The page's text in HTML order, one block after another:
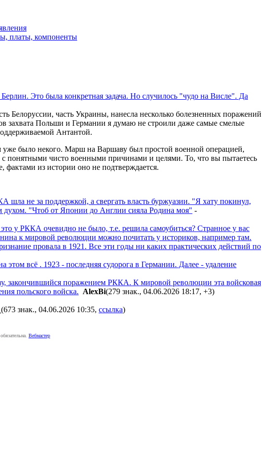
платы, компоненты
Это была конкретная задача. Но случилось "чудо на Висле". Да
Белоруссии, часть Украины, нанесла несколько болезненных поражений
захвата Польши и Германии я думаю не строили даже самые смелые
Антантой.
было некого. Марш на Варшаву был простой военной операцией,
понятными чисто военными причинами и целями. То, что вы пытаетесь
фактами из истории оно не подтверждается.
не за поддержкой, а свергать власть буржуазии. "Я хату покинул,
духом. "Чтоб от Японии до Англии сияла Родина моя" -
у РККА очевидно не было, т.е. решила самоубиться? Странное у вас
к мировой революции можно почитать у историков, например там.
провала в 1921. Все эти годы ни каких практических действий по
всё . 1923 - последняя судорога в Германии. Далее - удаление
поражением РККА. К мировой революции эта войсковая
польского войска. AlexBi(279 знак., 04.06.2026 18:17, +3)
(673 знак., 04.06.2026 10:35, ссылка)
обязательна. Вебмастер